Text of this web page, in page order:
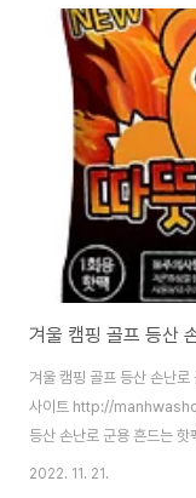
일병 보온대 캠핑 낚시 등
의추억스토어[만화의추억
smartstore.naver.com경
산, 낚시 등 야외 활동 시
병 핫팩을 넣고 사용하..
겨울 캠핑 골프 등산 손난로
사이트 http://
등산 손난로 군용 흔드는
화의추억스토어] 생활용
2022. 11. 21.